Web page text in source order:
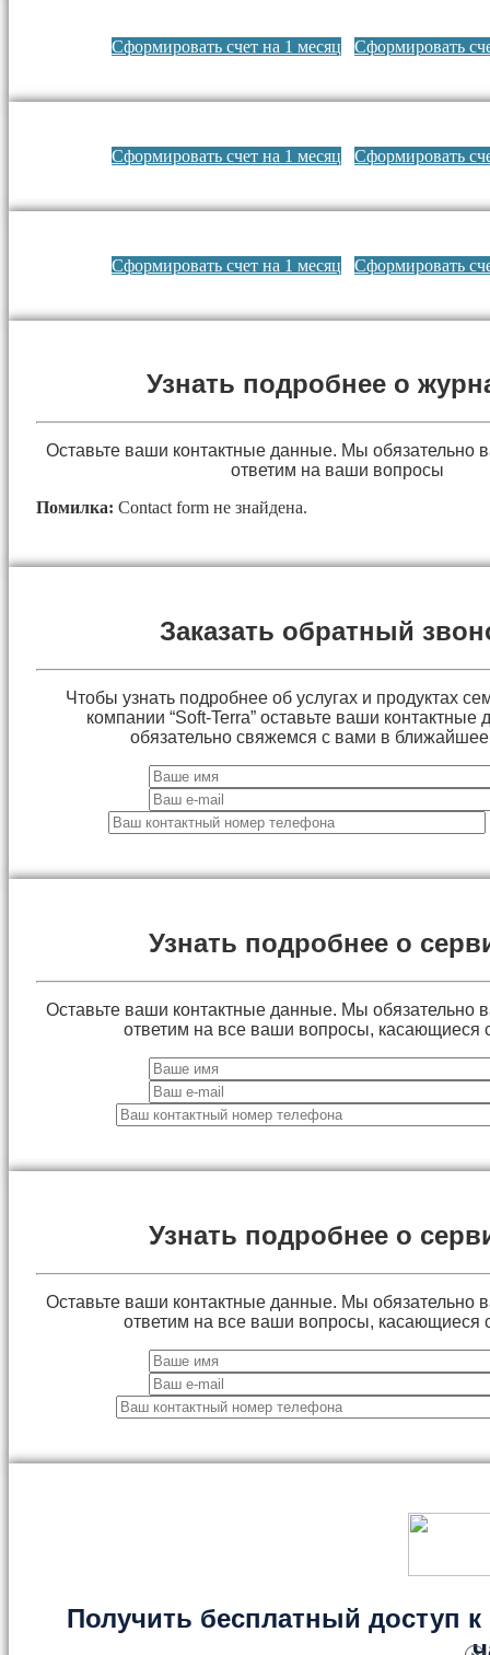
Сформировать счет на 1 месяц Сформировать
Сформировать счет на 1 месяц Сформировать
Сформировать счет на 1 месяц Сформировать
Узнать подробнее о
Оставьте ваши контактные данные. Мы обязательно
ответим на ваши вопросы
Помилка: Contact form не знайдена.
Заказать обратный
Чтобы узнать подробнее об услугах и продуктах
компании “Soft-Terra” оставьте ваши
обязательно свяжемся с вами в
Узнать подробнее о
Оставьте ваши контактные данные. Мы обязательно
ответим на все ваши вопросы, касающиеся
Узнать подробнее о
Оставьте ваши контактные данные. Мы обязательно
ответим на все ваши вопросы, касающиеся
Получить бесплатный доступ к